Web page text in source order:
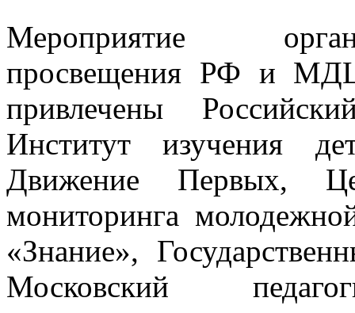
Мероприятие
просвещения РФ и
привлечены
Институт изучения
Движение Первых,
мониторинга
«Знание»,
Московский